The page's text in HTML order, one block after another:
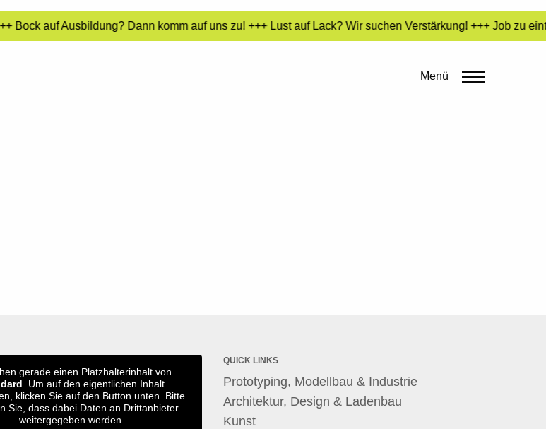
auf Ausbildung? Dann komm auf uns zu! +++ Lust auf Lack? Wir suchen Verstärkung! +++ Job zu
Menü
gerade einen Platzhalterinhalt von
. Um auf den eigentlichen Inhalt
klicken Sie auf den Button unten. Bitte
Sie, dass dabei Daten an Drittanbieter
weitergegeben werden.
QUICK LINKS
Prototyping, Modellbau & Industrie
Architektur, Design & Ladenbau
Kunst